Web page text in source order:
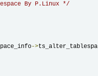
By P.Linux */
->